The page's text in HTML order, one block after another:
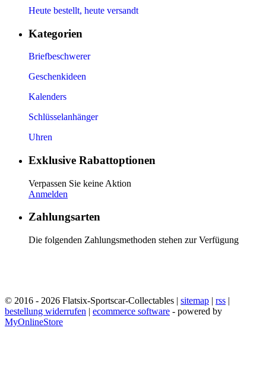
Heute bestellt, heute versandt
Kategorien
Briefbeschwerer
Geschenkideen
Kalenders
Schlüsselanhänger
Uhren
Exklusive Rabattoptionen
Verpassen Sie keine Aktion
Anmelden
Zahlungsarten
Die folgenden Zahlungsmethoden stehen zur Verfügung
© 2016 - 2026 Flatsix-Sportscar-Collectables | sitemap | rss |
bestellung widerrufen | ecommerce software - powered by
MyOnlineStore